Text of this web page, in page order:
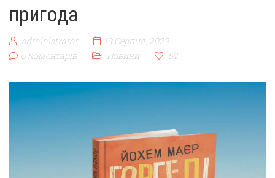
пригода
administrator
19 Серпня, 2023
0 Коментарів
Новини 62